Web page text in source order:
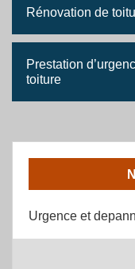
Rénovation de
Prestation
toiture
Urgence et